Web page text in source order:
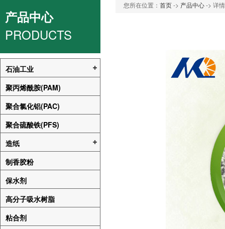
产品中心
PRODUCTS
石油工业
聚丙烯酰胺(PAM)
聚合氯化铝(PAC)
聚合硫酸铁(PFS)
造纸
制香胶粉
保水剂
高分子吸水树脂
粘合剂
您所在位置： 首页-> 产品中心-> 详